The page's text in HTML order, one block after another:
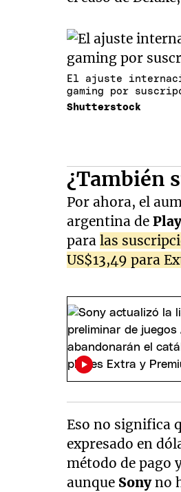
El ajuste
gaming por
Shutterstock
¿También
Por ahora, el
argentina de
paralas
US$13,49 para
Eso no significa
expresado en
método de pago
aunque Sonyno